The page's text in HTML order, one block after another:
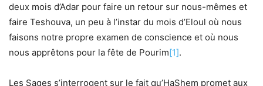
deux mois d’Adar pour faire un retour sur nous-mêmes et
faire Teshouva, un peu à l’instar du mois d’Eloul où nous
faisons notre propre examen de conscience et où nous
nous apprêtons pour la fête de Pourim[1].
Les Sages s’interrogent sur le fait qu’HaShem promet aux